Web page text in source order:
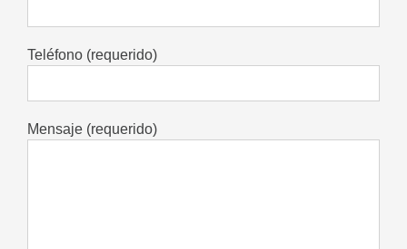
Teléfono (requerido)
Mensaje (requerido)